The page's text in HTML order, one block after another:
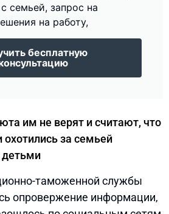
семьей, запрос на
на работу,
бесплатную
им не верят и считают, что
за семьей
детьми
таможенной службы
опровержение информации,